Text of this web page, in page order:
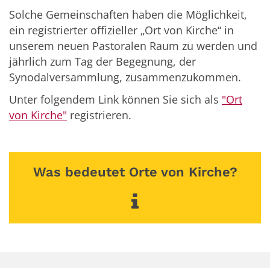
Solche Gemeinschaften haben die Möglichkeit,
ein registrierter offizieller „Ort von Kirche“ in
unserem neuen Pastoralen Raum zu werden und
jährlich zum Tag der Begegnung, der
Synodalversammlung, zusammenzukommen.
Unter folgendem Link können Sie sich als "Ort
von Kirche" registrieren.
Was bedeutet Orte von Kirche?